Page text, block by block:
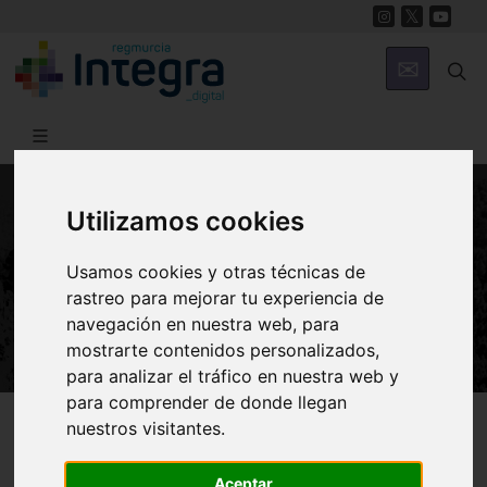
Utilizamos cookies
Usamos cookies y otras técnicas de
rastreo para mejorar tu experiencia de
navegación en nuestra web, para
mostrarte contenidos personalizados,
para analizar el tráfico en nuestra web y
para comprender de donde llegan
nuestros visitantes.
Aceptar
NATURALEZA
ARCE DE GRANADA. Acer
granatense [Aceraceae]
Región de Murcia Digital Naturaleza En Clave Ambiental